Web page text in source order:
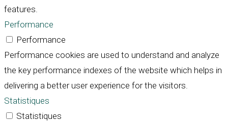
features.
Performance
Performance
Performance cookies are used to understand and analyze
the key performance indexes of the website which helps in
delivering a better user experience for the visitors.
Statistiques
Statistiques